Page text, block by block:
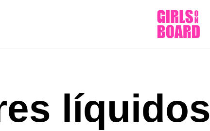
líquidos